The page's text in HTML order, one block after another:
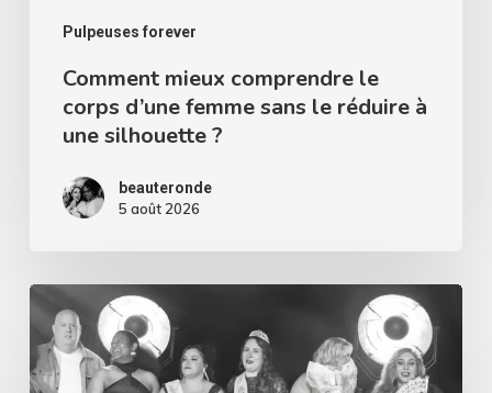
Pulpeuses forever
réduire
silhouette
Comment mieux comprendre le
corps d’une femme sans le réduire à
une silhouette ?
beauteronde
5 août 2026
Miss
Curvy
Pays